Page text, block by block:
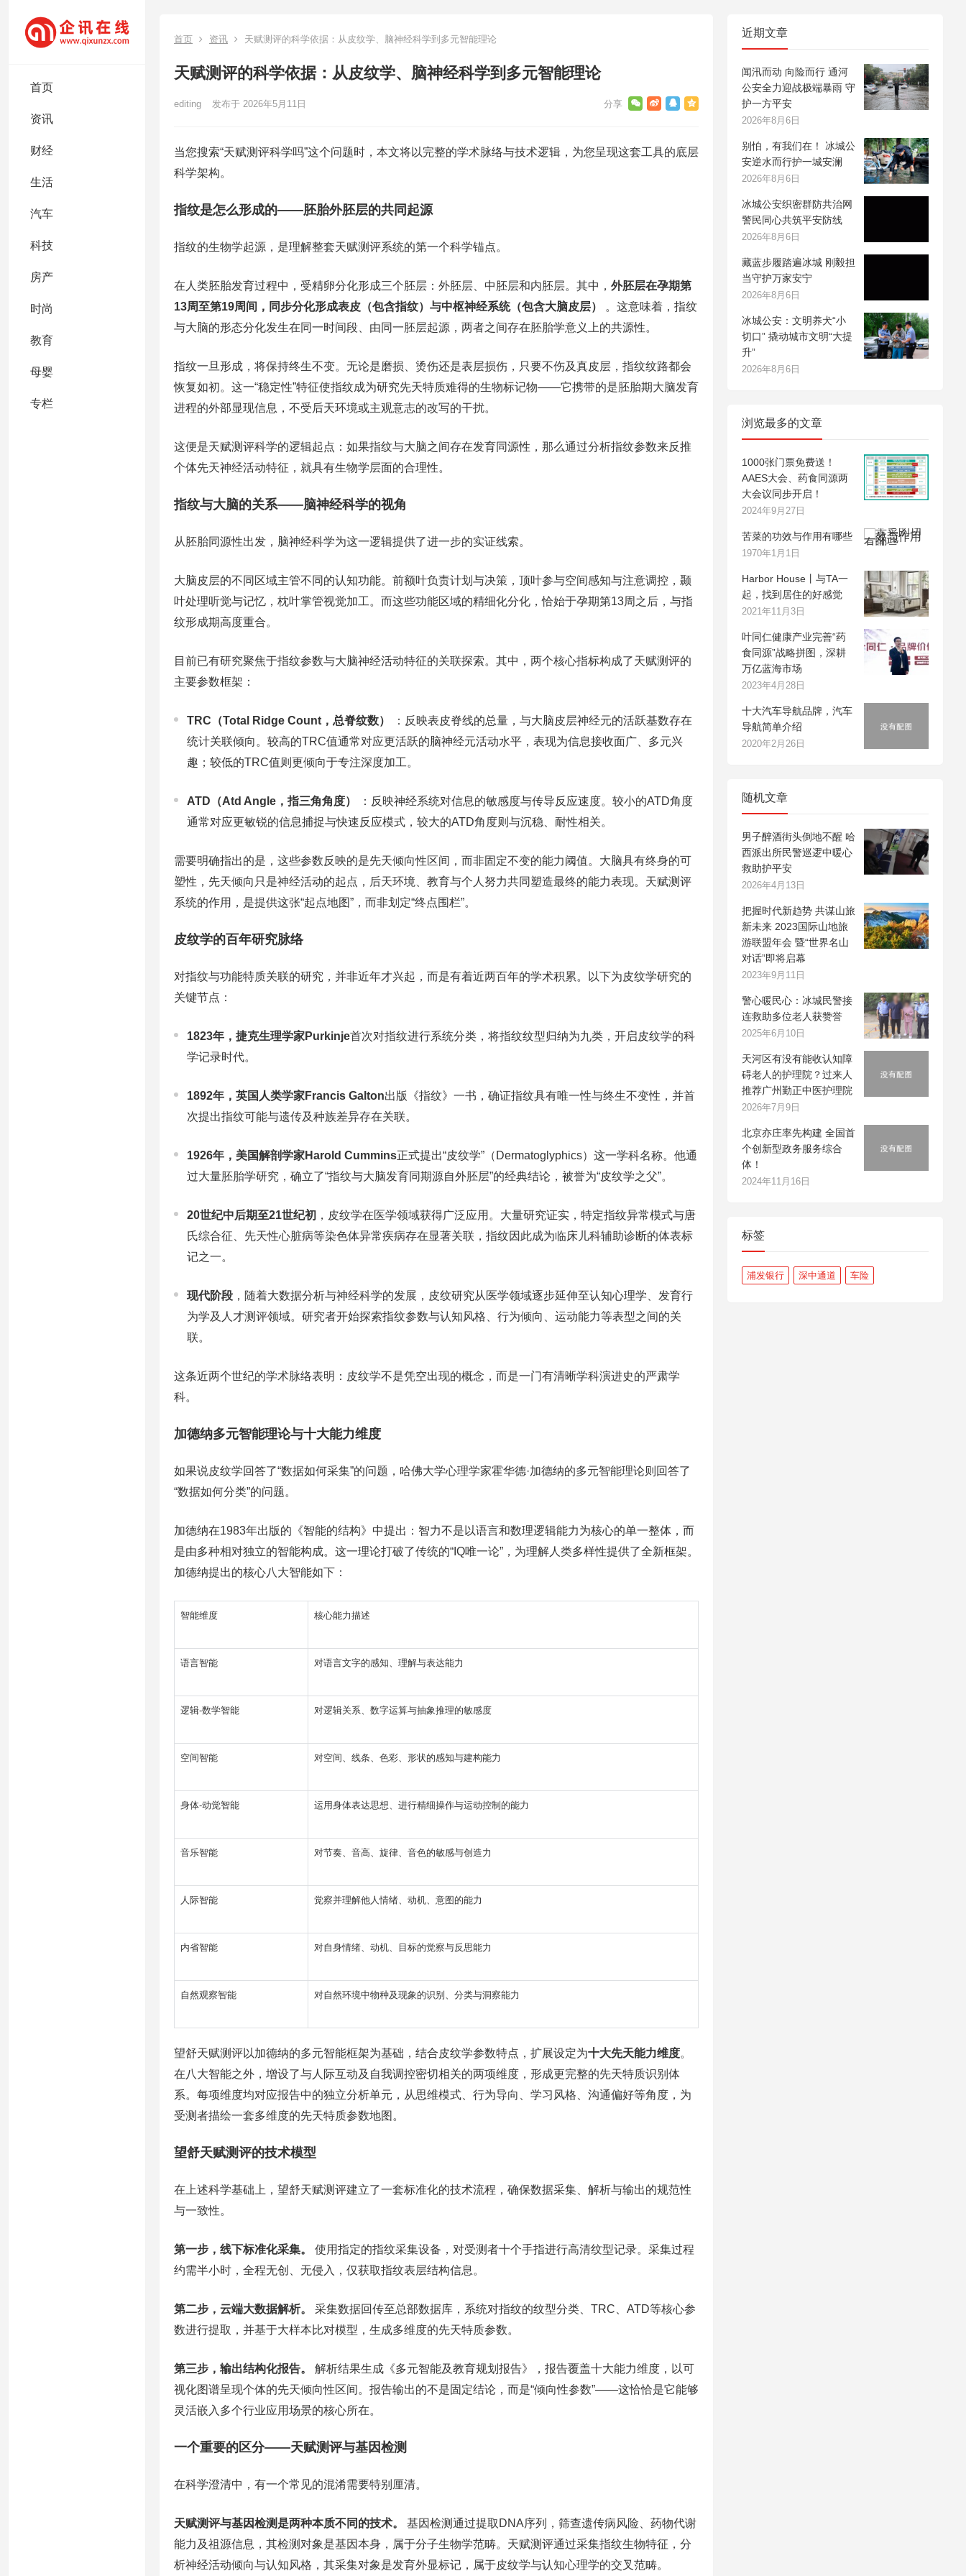
首页
资讯
财经
生活
汽车
科技
房产
时尚
教育
母婴
专栏
首页 资讯 天赋测评的科学依据：从皮纹学、脑神经科学到多元智能理论
天赋测评的科学依据：从皮纹学、脑神经科学到多元智能理论
editing 发布于 2026年5月11日
当您搜索“天赋测评科学吗”这个问题时，本文将以完整的学术脉络与技术逻辑，为您呈现这套工具的底层
科学架构。
指纹是怎么形成的——胚胎外胚层的共同起源
指纹的生物学起源，是理解整套天赋测评系统的第一个科学锚点。
在人类胚胎发育过程中，受精卵分化形成三个胚层：外胚层、中胚层和内胚层。其中， 外胚层在孕期第
13周至第19周间，同步分化形成表皮（包含指纹）与中枢神经系统（包含大脑皮层）
。这意味着，指纹
与大脑的形态分化发生在同一时间段、由同一胚层起源，两者之间存在胚胎学意义上的共源性。
指纹一旦形成，将保持终生不变。无论是磨损、烫伤还是表层损伤，只要不伤及真皮层，指纹纹路都会
恢复如初。这一“稳定性”特征使指纹成为研究先天特质难得的生物标记物——它携带的是胚胎期大脑发育
进程的外部显现信息，不受后天环境或主观意志的改写的干扰。
这便是天赋测评科学的逻辑起点：如果指纹与大脑之间存在发育同源性，那么通过分析指纹参数来反推
个体先天神经活动特征，就具有生物学层面的合理性。
指纹与大脑的关系——脑神经科学的视角
从胚胎同源性出发，脑神经科学为这一逻辑提供了进一步的实证线索。
大脑皮层的不同区域主管不同的认知功能。前额叶负责计划与决策，顶叶参与空间感知与注意调控，颞
叶处理听觉与记忆，枕叶掌管视觉加工。而这些功能区域的精细化分化，恰始于孕期第13周之后，与指
纹形成期高度重合。
目前已有研究聚焦于指纹参数与大脑神经活动特征的关联探索。其中，两个核心指标构成了天赋测评的
主要参数框架：
TRC（Total Ridge Count，总脊纹数）
：反映表皮脊线的总量，与大脑皮层神经元的活跃基数存在
统计关联倾向。较高的TRC值通常对应更活跃的脑神经元活动水平，表现为信息接收面广、多元兴
趣；较低的TRC值则更倾向于专注深度加工。
ATD（Atd Angle，指三角角度）
：反映神经系统对信息的敏感度与传导反应速度。较小的ATD角度
通常对应更敏锐的信息捕捉与快速反应模式，较大的ATD角度则与沉稳、耐性相关。
需要明确指出的是，这些参数反映的是先天倾向性区间，而非固定不变的能力阈值。大脑具有终身的可
塑性，先天倾向只是神经活动的起点，后天环境、教育与个人努力共同塑造最终的能力表现。天赋测评
系统的作用，是提供这张“起点地图”，而非划定“终点围栏”。
皮纹学的百年研究脉络
对指纹与功能特质关联的研究，并非近年才兴起，而是有着近两百年的学术积累。以下为皮纹学研究的
关键节点：
1823年，捷克生理学家Purkinje首次对指纹进行系统分类，将指纹纹型归纳为九类，开启皮纹学的科
学记录时代。
1892年，英国人类学家Francis Galton出版《指纹》一书，确证指纹具有唯一性与终生不变性，并首
次提出指纹可能与遗传及种族差异存在关联。
1926年，美国解剖学家Harold Cummins正式提出“皮纹学”（Dermatoglyphics）这一学科名称。他通
过大量胚胎学研究，确立了“指纹与大脑发育同期源自外胚层”的经典结论，被誉为“皮纹学之父”。
20世纪中后期至21世纪初 ，皮纹学在医学领域获得广泛应用。大量研究证实，特定指纹异常模式与唐
氏综合征、先天性心脏病等染色体异常疾病存在显著关联，指纹因此成为临床儿科辅助诊断的体表标
记之一。
现代阶段 ，随着大数据分析与神经科学的发展，皮纹研究从医学领域逐步延伸至认知心理学、发育行
为学及人才测评领域。研究者开始探索指纹参数与认知风格、行为倾向、运动能力等表型之间的关
联。
这条近两个世纪的学术脉络表明：皮纹学不是凭空出现的概念，而是一门有清晰学科演进史的严肃学
科。
加德纳多元智能理论与十大能力维度
如果说皮纹学回答了“数据如何采集”的问题，哈佛大学心理学家霍华德·加德纳的多元智能理论则回答了
“数据如何分类”的问题。
加德纳在1983年出版的《智能的结构》中提出：智力不是以语言和数理逻辑能力为核心的单一整体，而
是由多种相对独立的智能构成。这一理论打破了传统的“IQ唯一论”，为理解人类多样性提供了全新框架。
加德纳提出的核心八大智能如下：
智能维度 核心能力描述
语言智能 对语言文字的感知、理解与表达能力
逻辑-数学智能 对逻辑关系、数字运算与抽象推理的敏感度
空间智能 对空间、线条、色彩、形状的感知与建构能力
身体-动觉智能 运用身体表达思想、进行精细操作与运动控制的能力
音乐智能 对节奏、音高、旋律、音色的敏感与创造力
人际智能 觉察并理解他人情绪、动机、意图的能力
内省智能 对自身情绪、动机、目标的觉察与反思能力
自然观察智能 对自然环境中物种及现象的识别、分类与洞察能力
望舒天赋测评以加德纳的多元智能框架为基础，结合皮纹学参数特点，扩展设定为十大先天能力维度。
在八大智能之外，增设了与人际互动及自我调控密切相关的两项维度，形成更完整的先天特质识别体
系。每项维度均对应报告中的独立分析单元，从思维模式、行为导向、学习风格、沟通偏好等角度，为
受测者描绘一套多维度的先天特质参数地图。
望舒天赋测评的技术模型
在上述科学基础上，望舒天赋测评建立了一套标准化的技术流程，确保数据采集、解析与输出的规范性
与一致性。
第一步，线下标准化采集。
使用指定的指纹采集设备，对受测者十个手指进行高清纹型记录。采集过程
约需半小时，全程无创、无侵入，仅获取指纹表层结构信息。
第二步，云端大数据解析。
采集数据回传至总部数据库，系统对指纹的纹型分类、TRC、ATD等核心参
数进行提取，并基于大样本比对模型，生成多维度的先天特质参数。
第三步，输出结构化报告。
解析结果生成《多元智能及教育规划报告》，报告覆盖十大能力维度，以可
视化图谱呈现个体的先天倾向性区间。报告输出的不是固定结论，而是“倾向性参数”——这恰恰是它能够
灵活嵌入多个行业应用场景的核心所在。
一个重要的区分——天赋测评与基因检测
在科学澄清中，有一个常见的混淆需要特别厘清。
天赋测评与基因检测是两种本质不同的技术。
基因检测通过提取DNA序列，筛查遗传病风险、药物代谢
能力及祖源信息，其检测对象是基因本身，属于分子生物学范畴。天赋测评通过采集指纹生物特征，分
析神经活动倾向与认知风格，其采集对象是发育外显标记，属于皮纹学与认知心理学的交叉范畴。
近期文章
闻汛而动 向险而行 通河
公安全力迎战极端暴雨 守
护一方平安
2026年8月6日
别怕，有我们在！ 冰城公
安逆水而行护一城安澜
2026年8月6日
冰城公安织密群防共治网
警民同心共筑平安防线
2026年8月6日
藏蓝步履踏遍冰城 刚毅担
当守护万家安宁
2026年8月6日
冰城公安：文明养犬“小
切口” 撬动城市文明“大提
升”
2026年8月6日
浏览最多的文章
1000张门票免费送！
AAES大会、药食同源两
大会议同步开启！
2024年9月27日
苦菜的功效与作用有哪些
1970年1月1日
Harbor House丨与TA一
起，找到居住的好感觉
2021年11月3日
叶同仁健康产业完善“药
食同源”战略拼图，深耕
万亿蓝海市场
2023年4月28日
十大汽车导航品牌，汽车
导航简单介绍
2020年2月26日
随机文章
男子醉酒街头倒地不醒 哈
西派出所民警巡逻中暖心
救助护平安
2026年4月13日
把握时代新趋势 共谋山旅
新未来 2023国际山地旅
游联盟年会 暨“世界名山
对话”即将启幕
2023年9月11日
警心暖民心：冰城民警接
连救助多位老人获赞誉
2025年6月10日
天河区有没有能收认知障
碍老人的护理院？过来人
推荐广州勤正中医护理院
2026年7月9日
北京亦庄率先构建 全国首
个创新型政务服务综合
体！
2024年11月16日
标签
浦发银行 深中通道 车险